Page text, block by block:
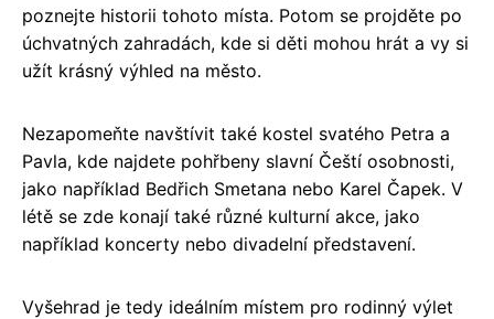
poznejte historii tohoto místa. Potom se projděte po
úchvatných zahradách, kde si děti mohou hrát a vy si
užít krásný výhled na město.
Nezapomeňte navštívit také kostel svatého Petra a
Pavla, kde najdete pohřbeny slavní Čeští osobnosti,
jako například Bedřich Smetana nebo Karel Čapek. V
létě se zde konají také různé kulturní akce, jako
například koncerty nebo divadelní představení.
Vyšehrad je tedy ideálním místem pro rodinný výlet